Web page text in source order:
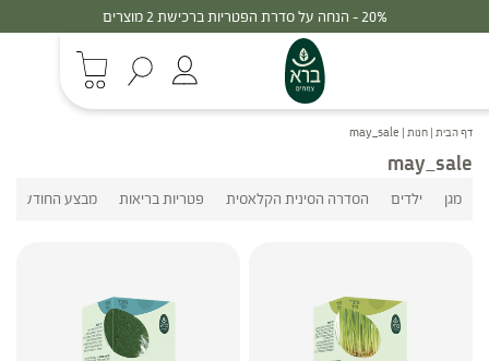
20% - הנחה על סדרת הפטריות ברכישת 2 מוצרים
דף הבית | חנות |
may_sale
may_sale
מגן ילדים הסדרה הסינית הקלאסית פטריות בריאות מבצע החודש